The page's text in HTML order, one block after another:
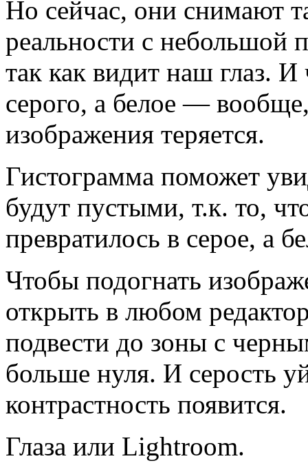
Но сейчас, они снимают
реальности с небольшой
так как видит наш глаз. И
серого, а белое —
изображения теряется.
Гистограмма поможет
будут пустыми, т.к. то,
превратилось в серое, а
Чтобы подогнать
открыть в любом
подвести до зоны с
больше нуля. И серость
контрастность появится.
Глаза или Lightroom.